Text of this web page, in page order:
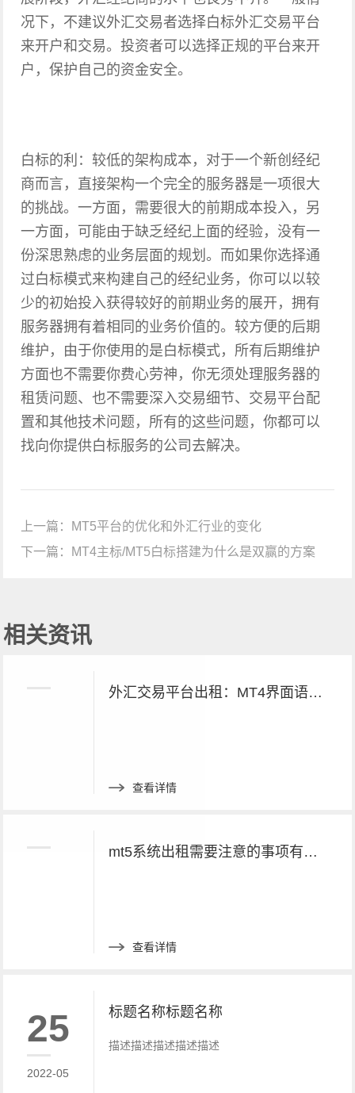
况下，不建议外汇交易者选择白标外汇交易平台
来开户和交易。投资者可以选择正规的平台来开
户，保护自己的资金安全。
白标的利：较低的架构成本，对于一个新创经纪
商而言，直接架构一个完全的服务器是一项很大
的挑战。一方面，需要很大的前期成本投入，另
一方面，可能由于缺乏经纪上面的经验，没有一
份深思熟虑的业务层面的规划。而如果你选择通
过白标模式来构建自己的经纪业务，你可以以较
少的初始投入获得较好的前期业务的展开，拥有
服务器拥有着相同的业务价值的。较方便的后期
维护，由于你使用的是白标模式，所有后期维护
方面也不需要你费心劳神，你无须处理服务器的
租赁问题、也不需要深入交易细节、交易平台配
置和其他技术问题，所有的这些问题，你都可以
找向你提供白标服务的公司去解决。
上一篇： MT5平台的优化和外汇行业的变化
下一篇： MT4主标/MT5白标搭建为什么是双赢的方案
相关资讯
外汇交易平台出租：MT4界面语言切换方法
查看详情
mt5系统出租需要注意的事项有哪些呢？
查看详情
25
2022-05
标题名称标题名称
描述描述描述描述描述